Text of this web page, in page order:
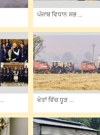
ਪੰਜਾਬ ਵਿਧਾਨ ਸਭ ...
ਖੇਤਾਂ ਵਿੱਚ ਧੂੜ ...